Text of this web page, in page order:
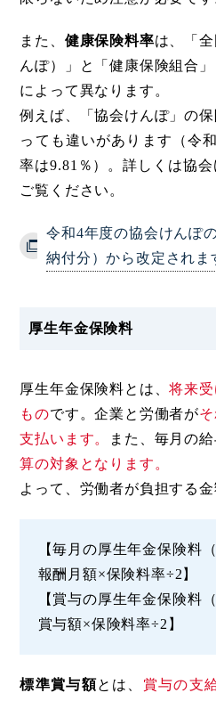
また、 健康保険料率は、「
んぽ）」と「健康保険組合
によって異なります。
例えば、「協会けんぽ」の
っても違いがあります（令
率は9.81％）。詳しくは協
ご覧ください。
令和4年度の協会けんぽ
納付分）から改定されま
厚生年金保険料
厚生年金保険料とは、将来
ものです。企業と労働者が
支払います。
また、毎月の
算の対象となります。
よって、労働者が負担する
【毎月の厚生年金保険料
報酬月額×保険料率÷2】
【賞与の厚生年金保険料
賞与額×保険料率÷2】
標準賞与額とは、 賞与の支